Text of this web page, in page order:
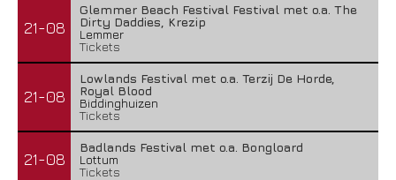
21-08
Glemmer Beach Festival Festival met o.a. The
Dirty Daddies, Krezip
Lemmer
Tickets
21-08
Lowlands Festival met o.a. Terzij De Horde,
Royal Blood
Biddinghuizen
Tickets
21-08
Badlands Festival met o.a. Bongloard
Lottum
Tickets